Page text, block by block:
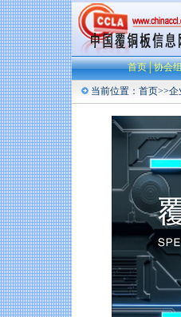
首页│协会
当前位置： 首页>>企